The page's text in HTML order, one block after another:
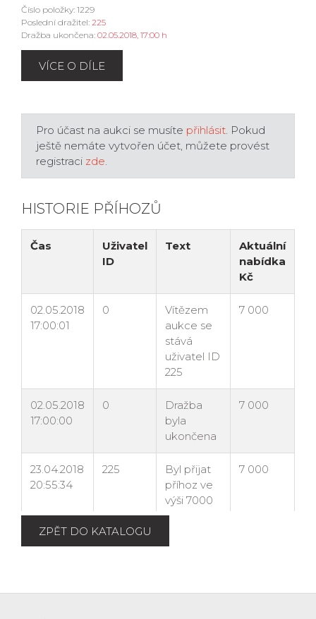
Číslo položky: 1229
Poslední dražitel: 225
Dražba ukončena: 02.05.2018, 17:00 h
VÍCE O DÍLE
Pro účast na aukci se musíte přihlásit . Pokud
ještě nemáte vytvořen účet, můžete provést
registraci zde
HISTORIE PŘÍHOZŮ
ZPĚT DO KATALOGU